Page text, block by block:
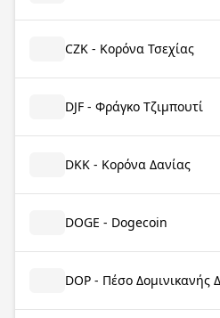
CZK - Κορόνα Τσεχίας
DJF - Φράγκο Τζιμπουτί
DKK - Κορόνα Δανίας
DOGE - Dogecoin
DOP - Πέσο Δομινικανής